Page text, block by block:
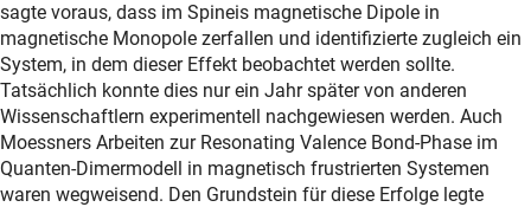
sagte voraus, dass im Spineis magnetische Dipole in
magnetische Monopole zerfallen und identifizierte zugleich ein
System, in dem dieser Effekt beobachtet werden sollte.
Tatsächlich konnte dies nur ein Jahr später von anderen
Wissenschaftlern experimentell nachgewiesen werden. Auch
Moessners Arbeiten zur Resonating Valence Bond-Phase im
Quanten-Dimermodell in magnetisch frustrierten Systemen
waren wegweisend. Den Grundstein für diese Erfolge legte